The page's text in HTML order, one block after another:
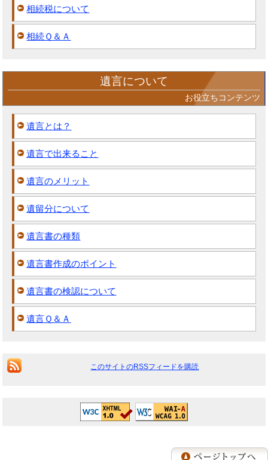
相続税について
相続Ｑ＆Ａ
遺言について
お役立ちコンテンツ
遺言とは？
遺言で出来ること
遺言のメリット
遺留分について
遺言書の種類
遺言書作成のポイント
遺言書の検認について
遺言Ｑ＆Ａ
このサイトのRSSフィードを購読